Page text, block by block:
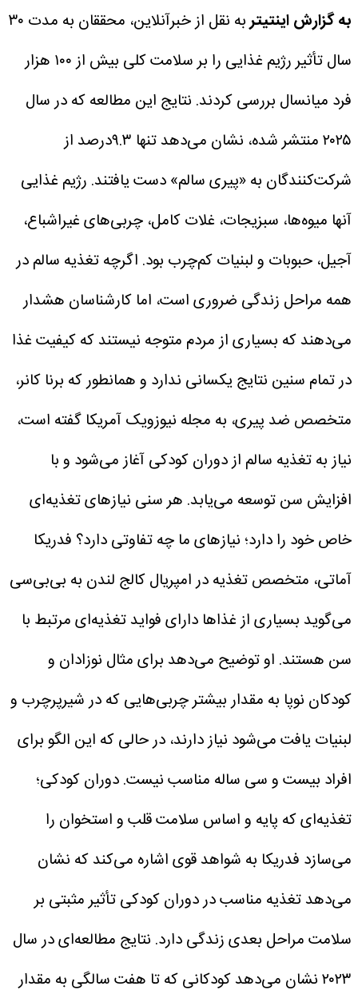
به گزارش اینتیتر
به نقل از خبرآنلاین، محققان به مدت ۳۰
سال تأثیر رژیم غذایی را بر سلامت کلی بیش از ۱۰۰ هزار
فرد میانسال بررسی کردند. نتایج این مطالعه که در سال
۲۰۲۵ منتشر شده، نشان می‌دهد تنها ۹.۳درصد از
شرکت‌کنندگان به «پیری سالم» دست یافتند. رژیم غذایی
آنها میوه‌ها، سبزیجات، غلات کامل، چربی‌های غیراشباع،
آجیل، حبوبات و لبنیات کم‌چرب بود. اگرچه تغذیه سالم در
همه مراحل زندگی ضروری است، اما کارشناسان هشدار
می‌دهند که بسیاری از مردم متوجه نیستند که کیفیت غذا
در تمام سنین نتایج یکسانی ندارد و همانطور که برنا کانر،
متخصص ضد پیری، به مجله نیوزویک آمریکا گفته است،
نیاز به تغذیه سالم از دوران کودکی آغاز می‌شود و با
افزایش سن توسعه می‌یابد. هر سنی نیازهای تغذیه‌ای
خاص خود را دارد؛ نیازهای ما چه تفاوتی دارد؟ فدریکا
آماتی، متخصص تغذیه در امپریال کالج لندن به بی‌بی‌سی
می‌گوید بسیاری از غذاها دارای فواید تغذیه‌ای مرتبط با
سن هستند. او توضیح می‌دهد برای مثال نوزادان و
کودکان نوپا به مقدار بیشتر چربی‌هایی که در شیرپرچرب و
لبنیات یافت می‌شود نیاز دارند، در حالی که این الگو برای
افراد بیست و سی ساله مناسب نیست.دوران کودکی؛
تغذیه‌ای که پایه و اساس سلامت قلب و استخوان را
می‌سازد فدریکا به شواهد قوی اشاره می‌کند که نشان
می‌دهد تغذیه مناسب در دوران کودکی تأثیر مثبتی بر
سلامت مراحل بعدی زندگی دارد. نتایج مطالعه‌ای در سال
۲۰۲۳ نشان می‌دهد کودکانی که تا هفت سالگی به مقدار